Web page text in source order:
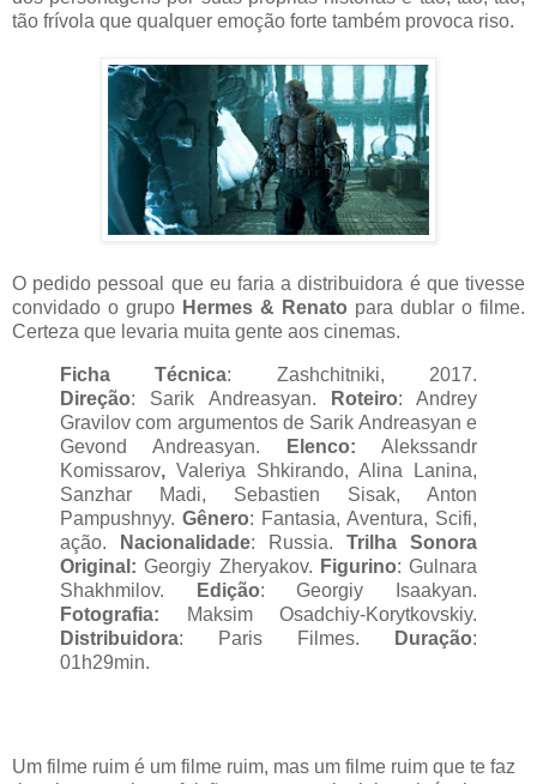
tão frívola que qualquer emoção forte também provoca riso.
O pedido pessoal que eu faria a distribuidora é que tivesse
convidado o grupo Hermes & Renato para dublar o filme.
Certeza que levaria muita gente aos cinemas.
Ficha Técnica: Zashchitniki, 2017.
Direção: Sarik Andreasyan. Roteiro: Andrey
Gravilov com argumentos de Sarik Andreasyan e
Gevond Andreasyan. Elenco: Alekssandr
Komissarov, Valeriya Shkirando, Alina Lanina,
Sanzhar Madi, Sebastien Sisak, Anton
Pampushnyy. Gênero: Fantasia, Aventura, Scifi,
ação.
Nacionalidade: Russia. Trilha Sonora
Original: Georgiy Zheryakov. Figurino: Gulnara
Shakhmilov.
Edição: Georgiy Isaakyan.
Fotografia: Maksim Osadchiy-Korytkovskiy.
Distribuidora: Paris Filmes. Duração:
01h29min.
Um filme ruim é um filme ruim, mas um filme ruim que te faz